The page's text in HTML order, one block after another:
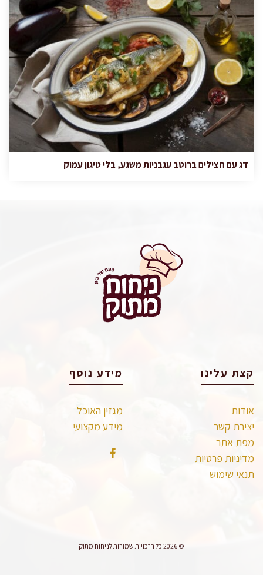
דג עם חצילים ברוטב עגבניות משגע, בלי טיגון עמוק
קצת עלינו
אודות
יצירת קשר
מפת אתר
מדיניות פרטיות
תנאי שימוש
מידע נוסף
מגזין האוכל
מידע מקצועי
© 2026 כל הזכויות שמורות לניחוח מתוק